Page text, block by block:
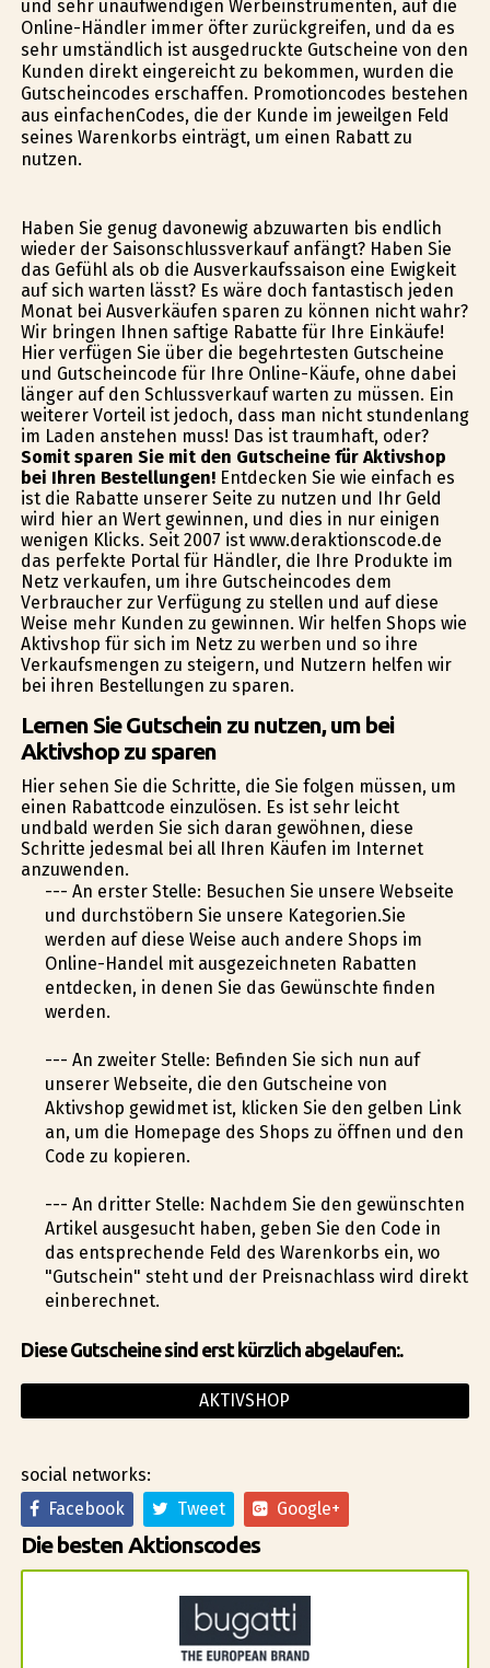
und sehr unaufwendigen Werbeinstrumenten, auf die
Online-Händler immer öfter zurückgreifen, und da es
sehr umständlich ist ausgedruckte Gutscheine von den
Kunden direkt eingereicht zu bekommen, wurden die
Gutscheincodes erschaffen. Promotioncodes bestehen
aus einfachenCodes, die der Kunde im jeweilgen Feld
seines Warenkorbs einträgt, um einen Rabatt zu
nutzen.
Haben Sie genug davonewig abzuwarten bis endlich
wieder der Saisonschlussverkauf anfängt? Haben Sie
das Gefühl als ob die Ausverkaufssaison eine Ewigkeit
auf sich warten lässt? Es wäre doch fantastisch jeden
Monat bei Ausverkäufen sparen zu können nicht wahr?
Wir bringen Ihnen saftige Rabatte für Ihre Einkäufe!
Hier verfügen Sie über die begehrtesten Gutscheine
und Gutscheincode für Ihre Online-Käufe, ohne dabei
länger auf den Schlussverkauf warten zu müssen. Ein
weiterer Vorteil ist jedoch, dass man nicht stundenlang
im Laden anstehen muss! Das ist traumhaft, oder?
Somit sparen Sie mit den Gutscheine für Aktivshop
bei Ihren Bestellungen!Entdecken Sie wie einfach es
ist die Rabatte unserer Seite zu nutzen und Ihr Geld
wird hier an Wert gewinnen, und dies in nur einigen
wenigen Klicks. Seit 2007 ist www.deraktionscode.de
das perfekte Portal für Händler, die Ihre Produkte im
Netz verkaufen, um ihre Gutscheincodes dem
Verbraucher zur Verfügung zu stellen und auf diese
Weise mehr Kunden zu gewinnen. Wir helfen Shops wie
Aktivshop für sich im Netz zu werben und so ihre
Verkaufsmengen zu steigern, und Nutzern helfen wir
bei ihren Bestellungen zu sparen.
Lernen Sie Gutschein zu nutzen, um bei
Aktivshop zu sparen
Hier sehen Sie die Schritte, die Sie folgen müssen, um
einen Rabattcode einzulösen. Es ist sehr leicht
undbald werden Sie sich daran gewöhnen, diese
Schritte jedesmal bei all Ihren Käufen im Internet
anzuwenden.
--- An erster Stelle: Besuchen Sie unsere Webseite
und durchstöbern Sie unsere Kategorien.Sie
werden auf diese Weise auch andere Shops im
Online-Handel mit ausgezeichneten Rabatten
entdecken, in denen Sie das Gewünschte finden
werden.
--- An zweiter Stelle: Befinden Sie sich nun auf
unserer Webseite, die den Gutscheine von
Aktivshop gewidmet ist, klicken Sie den gelben Link
an, um die Homepage des Shops zu öffnen und den
Code zu kopieren.
--- An dritter Stelle: Nachdem Sie den gewünschten
Artikel ausgesucht haben, geben Sie den Code in
das entsprechende Feld des Warenkorbs ein, wo
"Gutschein" steht und der Preisnachlass wird direkt
einberechnet.
Diese Gutscheine sind erst kürzlich abgelaufen:.
AKTIVSHOP
social networks:
Facebook
Tweet Google+
Die besten Aktionscodes